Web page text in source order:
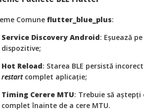
Comune flutter_blue_plus:
Service Discovery Android: Eșuează
dispozitive;
Hot Reload: Starea BLE persistă
restartcomplet aplicație;
Timing Cerere MTU: Trebuie să aștepți
complet înainte de a cere MTU.